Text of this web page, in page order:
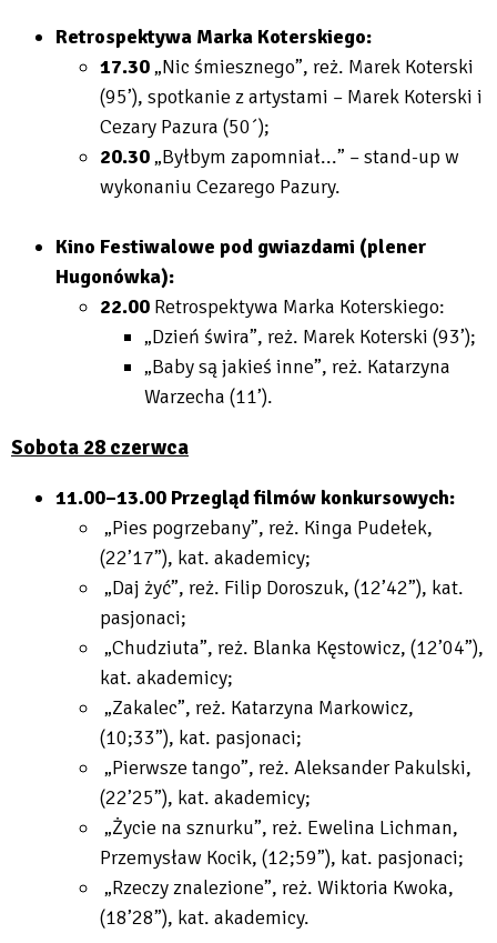
Retrospektywa Marka Koterskiego:
17.30„Nic śmiesznego”, reż. Marek Koterski
(95’), spotkanie z artystami – Marek Koterski i
Cezary Pazura (50´);
20.30„Byłbym zapomniał...” – stand-up w
wykonaniu Cezarego Pazury.
Kino Festiwalowe pod gwiazdami (plener
Hugonówka):
22.00 Retrospektywa Marka Koterskiego:
„Dzień świra”, reż. Marek Koterski (93’);
„Baby są jakieś inne”, reż. Katarzyna
Warzecha (11’).
Sobota 28 czerwca
11.00–13.00 Przegląd filmów konkursowych:
„Pies pogrzebany”, reż. Kinga Pudełek,
(22’17”), kat. akademicy;
„Daj żyć”, reż. Filip Doroszuk, (12’42”), kat.
pasjonaci;
„Chudziuta”, reż. Blanka Kęstowicz, (12’04”),
kat. akademicy;
„Zakalec”, reż. Katarzyna Markowicz,
(10;33”), kat. pasjonaci;
„Pierwsze tango”, reż. Aleksander Pakulski,
(22’25”), kat. akademicy;
„Życie na sznurku”, reż. Ewelina Lichman,
Przemysław Kocik, (12;59”), kat. pasjonaci;
„Rzeczy znalezione”, reż. Wiktoria Kwoka,
(18’28”), kat. akademicy.